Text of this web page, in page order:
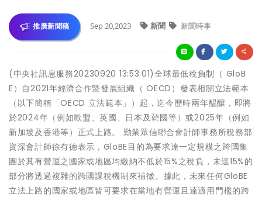
推廣新聞稿 Sep 20,2023 新聞 新聞時事
(中央社訊息服務20230920 13:53:01)全球最低稅負制（ GloB
E）自2021年經濟合作暨發展組織（ OECD）發表相關立法範本
（以下簡稱「OECD 立法範本」）起，迄今歷時兩年醖釀，即將
於2024年（例如歐盟、英國、日本及韓國等）或2025年（例如
新加坡及香港等）正式上路。 勤業眾信聯合會計師事務所稅務部
資深會計師徐有德表示，GloBE目的為要求達一定規模之跨國集
團於其有營運之國家或地區均繳納不低於15%之稅負，未達15%的
部分將透過複雜的跨國課稅機制來補徵。據此，未來任何GloBE
立法上路的國家或地區皆可要求在當地有營運且達適用門檻的跨